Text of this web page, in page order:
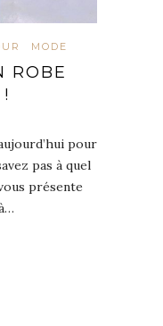
MODE
ROBE
pour
pas à quel
présente